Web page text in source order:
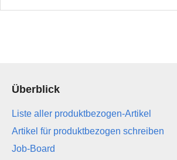
Überblick
Liste aller produktbezogen-Artikel
Artikel für produktbezogen schreiben
Job-Board